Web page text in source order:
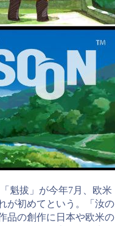
魁拔」が今年7月、欧米
が初めてという。「汝の
品の創作に日本や欧米の